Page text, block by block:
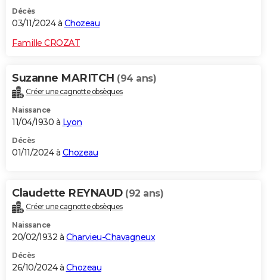
Décès
03/11/2024 à Chozeau
Famille CROZAT
Suzanne MARITCH (94 ans)
Créer une cagnotte obsèques
Naissance
11/04/1930 à Lyon
Décès
01/11/2024 à Chozeau
Claudette REYNAUD (92 ans)
Créer une cagnotte obsèques
Naissance
20/02/1932 à Charvieu-Chavagneux
Décès
26/10/2024 à Chozeau